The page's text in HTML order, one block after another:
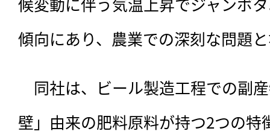
傾向にあり、農業での深刻な問題
同社は、ビール製造工程での副
壁」由来の肥料原料が持つ2つの